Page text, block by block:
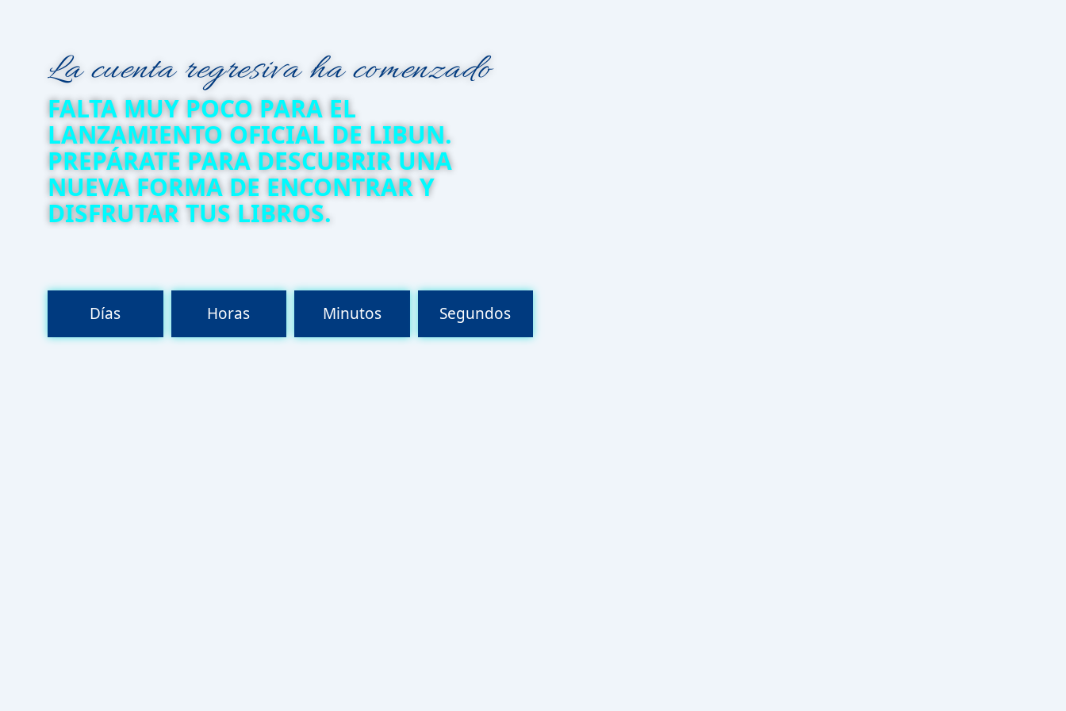
La cuenta regresiva ha comenzado
FALTA MUY POCO PARA EL
LANZAMIENTO OFICIAL DE LIBUN.
PREPÁRATE PARA DESCUBRIR UNA
NUEVA FORMA DE ENCONTRAR Y
DISFRUTAR TUS LIBROS.
Días Horas Minutos Segundos